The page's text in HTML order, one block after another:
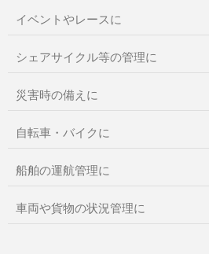
イベントやレースに
シェアサイクル等の管理に
災害時の備えに
自転車・バイクに
船舶の運航管理に
車両や貨物の状況管理に